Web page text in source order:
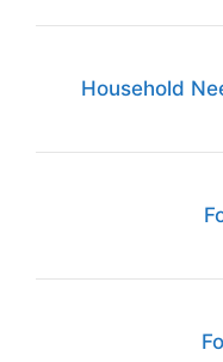
Household